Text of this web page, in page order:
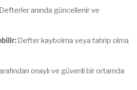
anında güncellenir ve
Defter kaybolma veya tahrip olma
onaylı ve güvenli bir ortamda